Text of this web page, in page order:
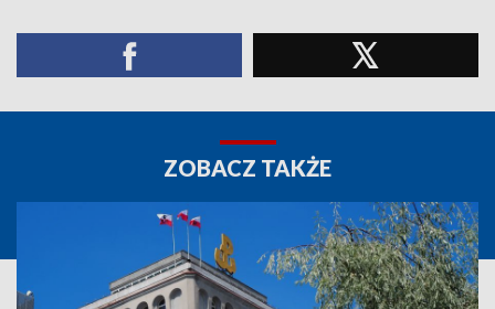
ZOBACZ TAKŻE